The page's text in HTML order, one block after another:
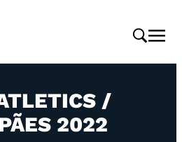
/
2022